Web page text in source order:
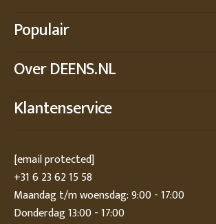
Populair
Over DEENS.NL
Klantenservice
[email protected]
+31 6 23 62 15 58
Maandag t/m woensdag: 9:00 - 17:00
Donderdag 13:00 - 17:00